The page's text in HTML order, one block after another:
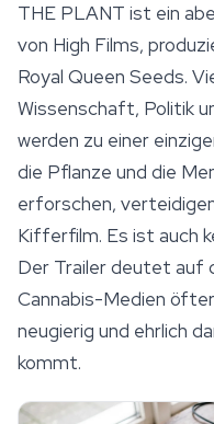
THE PLANT ist ein
von High Films,
Royal Queen Seeds.
Wissenschaft, Politik
werden zu einer
die Pflanze und die
erforschen,
Kifferfilm. Es ist auch
Der Trailer deutet auf
Cannabis-Medien
neugierig und ehrlich
kommt.